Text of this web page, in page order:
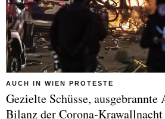
AUCH IN WIEN PROTESTE
Gezielte Schüsse, ausgebrannte
Bilanz der Corona-